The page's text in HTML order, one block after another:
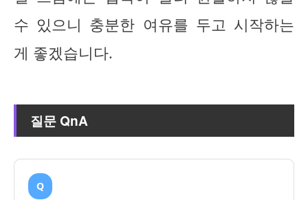
수 있으니 충분한 여유를 두고 시작하는
게 좋겠습니다.
질문 QnA
Q